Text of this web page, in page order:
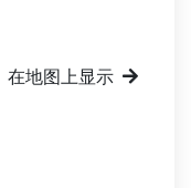
在地图上显示